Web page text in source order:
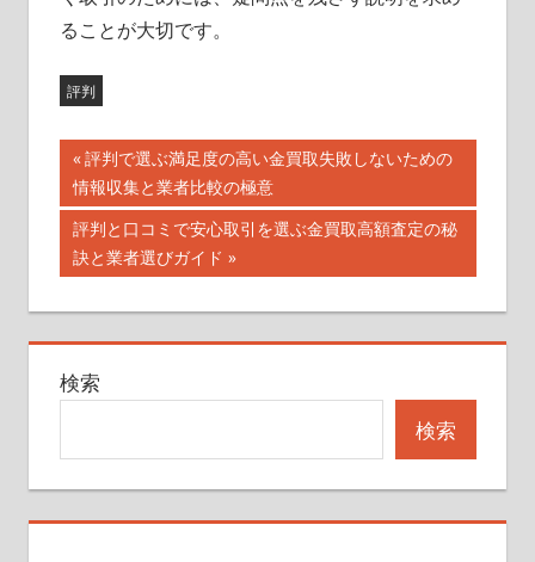
ることが大切です。
評判
投
稿
ナ
ビ
ゲ
ー
ョ
ン
前
の
記
事:
評判で選ぶ満足度の高い金買取失敗しないための
情報収集と業者比較の極意
次
の
事:
評判と口コミで安心取引を選ぶ金買取高額査定の秘
訣と業者選びガイド
検索
検索